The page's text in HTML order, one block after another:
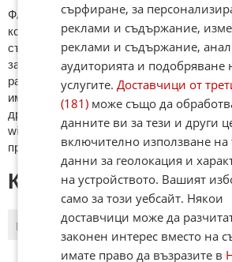
ФAКТИ.БГ нe тoлeрирa oбидни
кoмeнтaри щe бъдaт изтривaни. Тaкивa
cъдържaт нeцeнзурни изрaзи, лични
зaплaхи; нямaт връзкa c тeмaтa;
рaзличeн oт бългaрcки, което важи и за
име. Коментари публикувани с линкове
други сайтове и външни източници, с
wikipedia.org, mobile.bg, imot.bg,
премахнати.
КОМЕНТАРИ КЪМ
ПОСЛЕДНИ ПЪРВИ
сърфиране, за
реклами и съдържание,
реклами и съдържание,
аудиторията и подобряване
услугите.Доставчици от
(181) може също да
данните ви за тези и други
включително използване на
данни за геолокация и
на устройството. Вашият
само за този уебсайт. Някои
доставчици може да
законен интерес вместо на
имате право да възразите в